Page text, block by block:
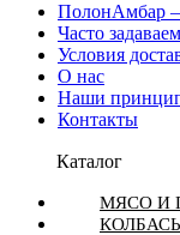
ПолонАмбар —
Часто
Условия
О нас
Наши
Контакты
Каталог
МЯСО И